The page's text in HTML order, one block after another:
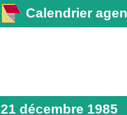
Calendrier
21 décembre 1985